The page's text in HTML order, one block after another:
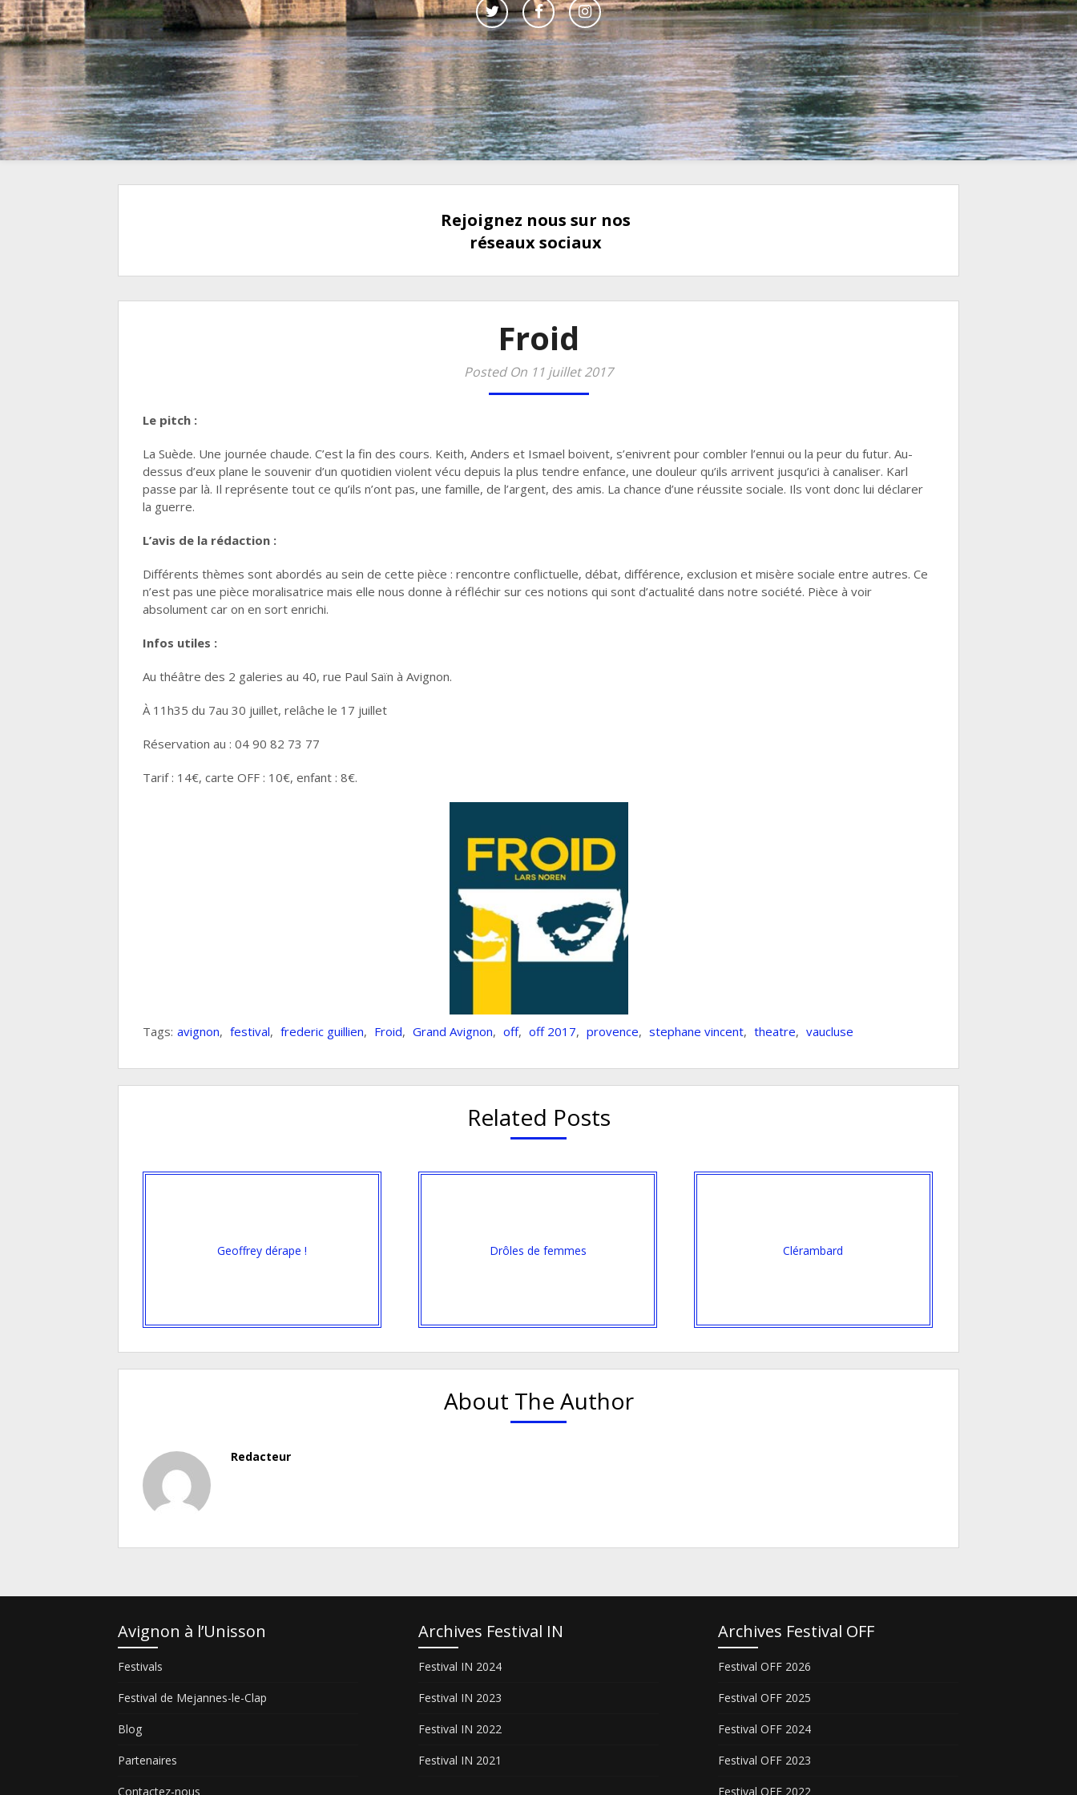
Rejoignez nous sur nos
réseaux sociaux
Froid
Posted On 11 juillet 2017
Le pitch :
La Suède. Une journée chaude. C’est la fin des cours. Keith, Anders et Ismael boivent, s’enivrent pour combler l’ennui ou la peur du futur. Au-
dessus d’eux plane le souvenir d’un quotidien violent vécu depuis la plus tendre enfance, une douleur qu’ils arrivent jusqu’ici à canaliser. Karl
passe par là. Il représente tout ce qu’ils n’ont pas, une famille, de l’argent, des amis. La chance d’une réussite sociale. Ils vont donc lui déclarer
la guerre.
L’avis de la rédaction :
Différents thèmes sont abordés au sein de cette pièce : rencontre conflictuelle, débat, différence, exclusion et misère sociale entre autres. Ce
n’est pas une pièce moralisatrice mais elle nous donne à réfléchir sur ces notions qui sont d’actualité dans notre société. Pièce à voir
absolument car on en sort enrichi.
Infos utiles :
Au théâtre des 2 galeries au 40, rue Paul Saïn à Avignon.
À 11h35 du 7au 30 juillet, relâche le 17 juillet
Réservation au : 04 90 82 73 77
Tarif : 14€, carte OFF : 10€, enfant : 8€.
Tags: avignon, festival, frederic guillien, Froid, Grand Avignon, off, off 2017, provence, stephane vincent, theatre, vaucluse
Related Posts
Geoffrey dérape ! Drôles de femmes Clérambard
About The Author
Redacteur
Avignon à l’Unisson
Festivals
Festival de Mejannes-le-Clap
Blog
Partenaires
Contactez-nous
Archives Festival IN
Festival IN 2024
Festival IN 2023
Festival IN 2022
Festival IN 2021
Archives Festival OFF
Festival OFF 2026
Festival OFF 2025
Festival OFF 2024
Festival OFF 2023
Festival OFF 2022